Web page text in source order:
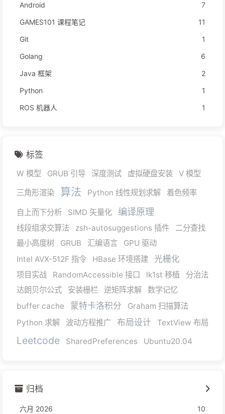
Android
7
GAMES101 课程笔记
11
Git
1
Golang
6
Java 框架
2
Python
1
ROS 机器人
1
标签
W 模型 GRUB 引导 深度测试 虚拟硬盘安装
V 模型
三角形渲染
算法 Python 线性规划求解 着色频率
自上而下分析 SIMD 矢量化 编译原理
线段组求交算法 zsh-autosuggestions 插件
二分查找
最小高度树
GRUB 汇编语言
GPU 驱动
Intel AVX-512F 指令
HBase 环境搭建 光栅化
项目实战 RandomAccessible 接口 lk1st 移植
分治法
达朗贝尔公式
安装栅栏 逆矩阵求解
数学记忆
buffer cache
蒙特卡洛积分
Graham 扫描算法
Python 求解
波动方程推广 布局设计 TextView 布局
Leetcode SharedPreferences Ubuntu20.04
归档
六月 2026
10